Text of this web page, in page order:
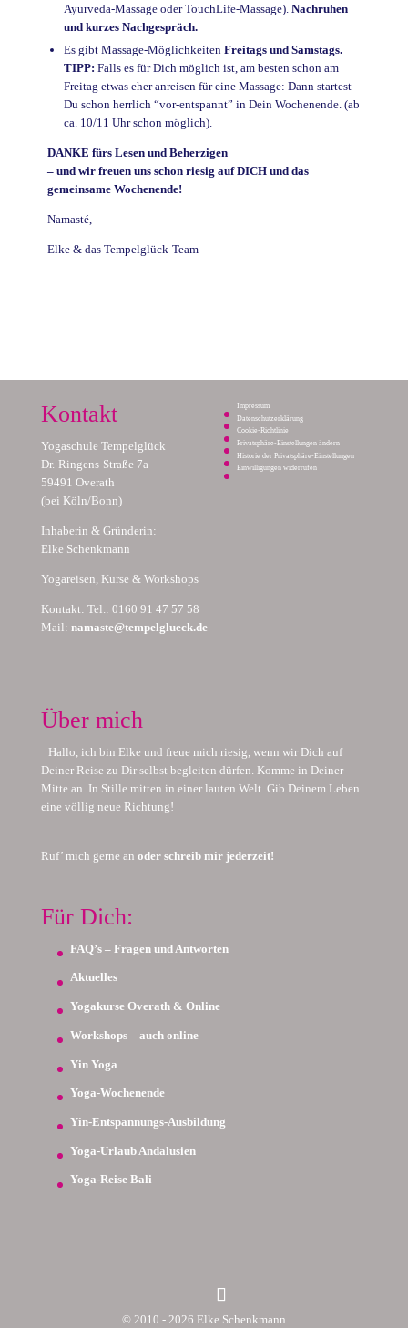
Ayurveda-Massage oder TouchLife-Massage). Nachruhen
und kurzes Nachgespräch.
Es gibt Massage-Möglichkeiten Freitags und Samstags.
TIPP: Falls es für Dich möglich ist, am besten schon am
Freitag etwas eher anreisen für eine Massage: Dann startest
Du schon herrlich “vor-entspannt” in Dein Wochenende. (ab
ca. 10/11 Uhr schon möglich).
DANKE fürs Lesen und Beherzigen
– und wir freuen uns schon riesig auf DICH und das
gemeinsame Wochenende!
Namasté,
Elke & das Tempelglück-Team
Kontakt
Yogaschule Tempelglück
Dr.-Ringens-Straße 7a
59491 Overath
(bei Köln/Bonn)
Inhaberin & Gründerin:
Elke Schenkmann
Yogareisen, Kurse & Workshops
Kontakt: Tel.: 0160 91 47 57 58
Mail: namaste@tempelglueck.de
Impressum
Datenschutzerklärung
Cookie-Richtlinie
Privatsphäre-Einstellungen ändern
Historie der Privatsphäre-Einstellungen
Einwilligungen widerrufen
Über mich
Hallo, ich bin Elke und freue mich riesig, wenn wir Dich auf
Deiner Reise zu Dir selbst begleiten dürfen. Komme in Deiner
Mitte an. In Stille mitten in einer lauten Welt. Gib Deinem Leben
eine völlig neue Richtung!
Ruf’ mich gerne an oder schreib mir jederzeit!
Für Dich:
FAQ’s – Fragen und Antworten
Aktuelles
Yogakurse Overath & Online
Workshops – auch online
Yin Yoga
Yoga-Wochenende
Yin-Entspannungs-Ausbildung
Yoga-Urlaub Andalusien
Yoga-Reise Bali
© 2010 - 2026 Elke Schenkmann